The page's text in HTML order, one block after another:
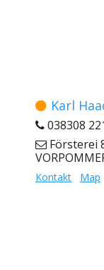
Karl
038308
Försterei
Kontakt Map